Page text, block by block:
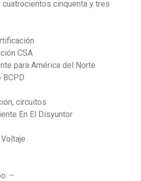
cinquenta y tres
CSA
para América del Norte
BCPD
circuitos
En El Disyuntor
–